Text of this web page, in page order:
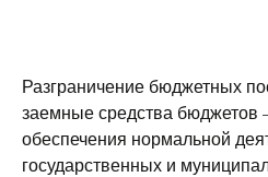
Разграничение бюджетных
заемные средства бюджетов
обеспечения нормальной
государственных и